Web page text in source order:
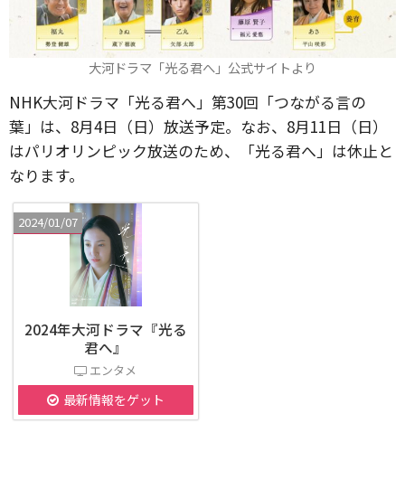
大河ドラマ「光る君へ」公式サイトより
NHK大河ドラマ「光る君へ」第30回「つながる言の
葉」は、8月4日（日）放送予定。なお、8月11日（日）
はパリオリンピック放送のため、「光る君へ」は休止と
なります。
2024/01/07
2024年大河ドラマ『光る
君へ』
エンタメ
最新情報をゲット